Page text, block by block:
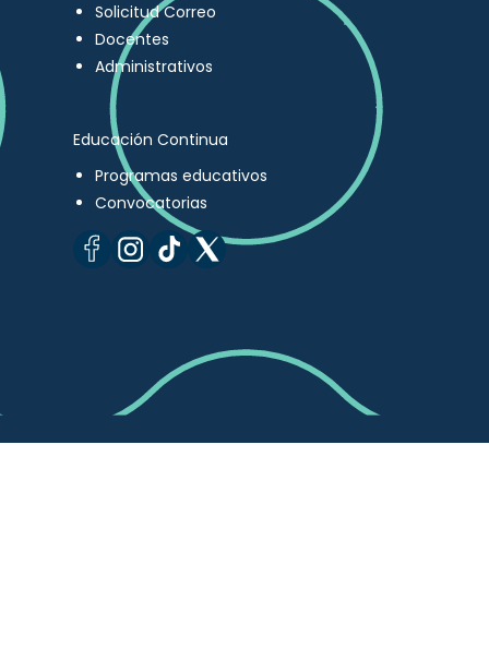
Solicitud Correo
Docentes
Administrativos
Educación Continua
Programas educativos
Convocatorias